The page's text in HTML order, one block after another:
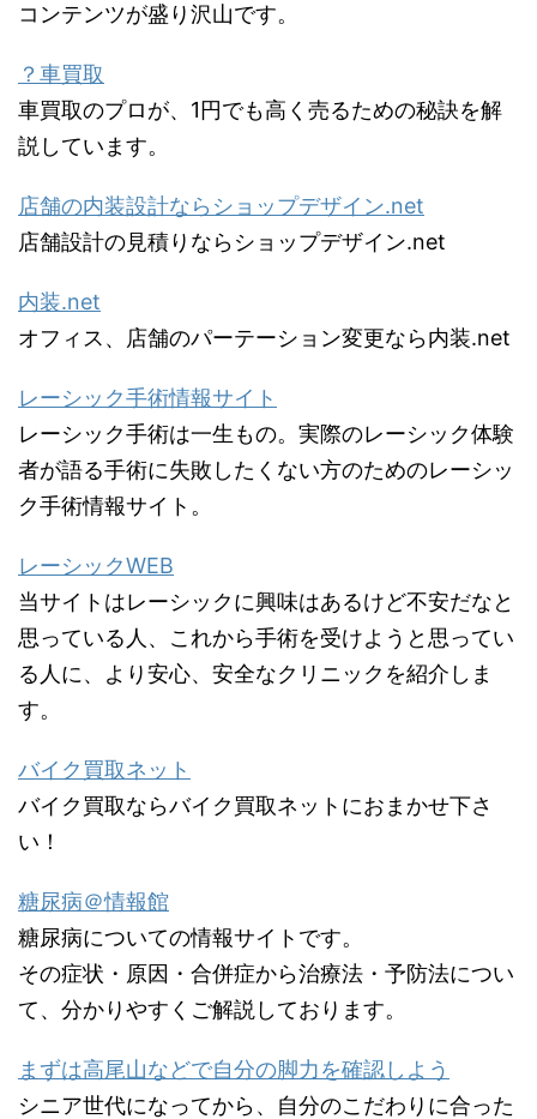
コンテンツが盛り沢山です。
？車買取
車買取のプロが、1円でも高く売るための秘訣を解
説しています。
店舗の内装設計ならショップデザイン.net
店舗設計の見積りならショップデザイン.net
内装.net
オフィス、店舗のパーテーション変更なら内装.net
レーシック手術情報サイト
レーシック手術は一生もの。実際のレーシック体験
者が語る手術に失敗したくない方のためのレーシッ
ク手術情報サイト。
レーシックWEB
当サイトはレーシックに興味はあるけど不安だなと
思っている人、これから手術を受けようと思ってい
る人に、より安心、安全なクリニックを紹介しま
す。
バイク買取ネット
バイク買取ならバイク買取ネットにおまかせ下さ
い！
糖尿病＠情報館
糖尿病についての情報サイトです。
その症状・原因・合併症から治療法・予防法につい
て、分かりやすくご解説しております。
まずは高尾山などで自分の脚力を確認しよう
シニア世代になってから、自分のこだわりに合った